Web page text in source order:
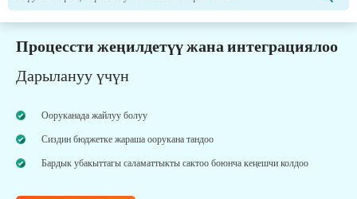
Процессти жеңилдетүү жана интеграциялоо
Дарылануу үчүн
Ооруканада жайлуу болуу
Сиздин бюджетке жараша оорукана тандоо
Бардык убакыттагы саламаттыкты сактоо боюнча кеңешчи колдоо